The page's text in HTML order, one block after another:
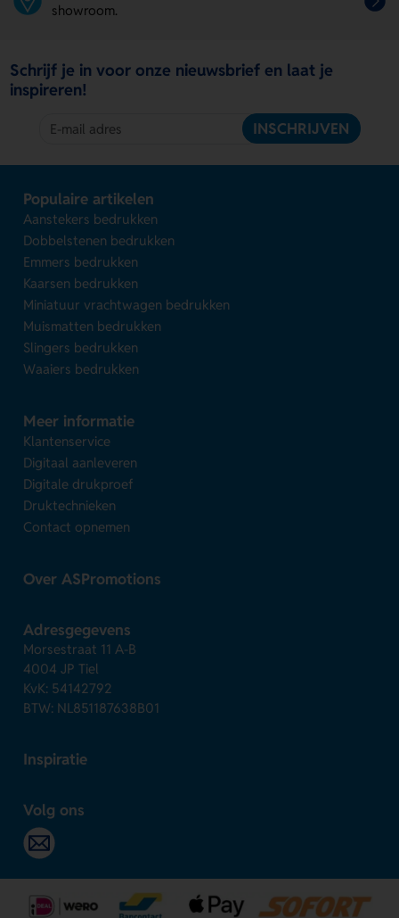
showroom.
Schrijf je in voor onze nieuwsbrief en laat je
inspireren!
INSCHRIJVEN
Populaire artikelen
Aanstekers bedrukken
Dobbelstenen bedrukken
Emmers bedrukken
Kaarsen bedrukken
Miniatuur vrachtwagen bedrukken
Muismatten bedrukken
Slingers bedrukken
Waaiers bedrukken
Meer informatie
Klantenservice
Digitaal aanleveren
Digitale drukproef
Druktechnieken
Contact opnemen
Over ASPromotions
Adresgegevens
Morsestraat 11 A-B
4004 JP Tiel
KvK: 54142792
BTW: NL851187638B01
Inspiratie
Volg ons